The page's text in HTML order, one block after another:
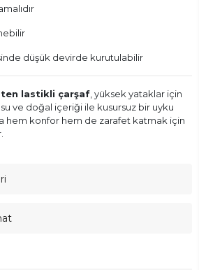
düşük devirde kurutulabilir
lastikli çarşaf , yüksek yataklar için
ve doğal içeriği ile kusursuz bir uyku
hem konfor hem de zarafet katmak için